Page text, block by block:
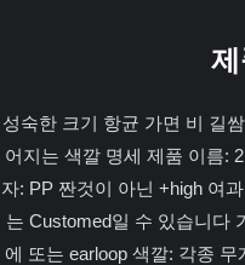
성숙한 크기 항균 가면 비 길
어지는 색깔 명세 제품 이름:
자: PP 짠것이 아닌 +high 여
는 Customed일 수 있습니다
에 또는 earloop 색깔: 각종